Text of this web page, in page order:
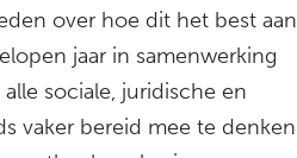
over hoe dit het best aan
jaar in samenwerking
sociale, juridische en
vaker bereid mee te denken